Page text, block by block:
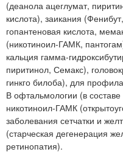
(деанола ацеглумат,
кислота), заикания
гопантеновая кислота,
(никотиноил-ГАМК,
кальция гамма-
пиритинол, Семакс),
гинкго билоба), для
В офтальмологии (в
никотиноил-ГАМК
заболевания сетчатки и
(старческая дегенерация
ретинопатия).